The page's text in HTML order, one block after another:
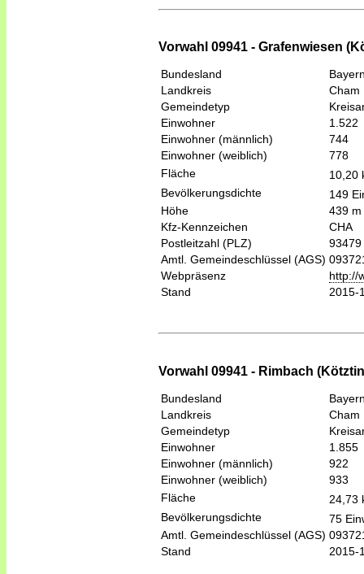
Vorwahl 09941 - Grafenwiesen
Bundesland
Landkreis
Cham
Gemeindetyp
Einwohner
1.522
Einwohner (männlich)
744
Einwohner (weiblich)
778
Fläche
10,20
Bevölkerungsdichte
149
Höhe
439 m
Kfz-Kennzeichen
CHA
Postleitzahl (PLZ)
93479
Amtl. Gemeindeschlüssel (AGS)
Webpräsenz
http://
Stand
2015-
Vorwahl 09941 - Rimbach
Bundesland
Landkreis
Cham
Gemeindetyp
Einwohner
1.855
Einwohner (männlich)
922
Einwohner (weiblich)
933
Fläche
24,73
Bevölkerungsdichte
75
Amtl. Gemeindeschlüssel (AGS)
Stand
2015-